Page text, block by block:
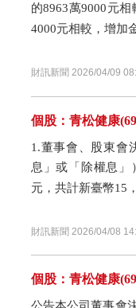
的8963萬9000元
4000元相較，增加
財訊新聞 2026/04/09
個股：青松健康
1.董事會、股東會
息」或「除權息」
元，共計新臺幣15
財訊新聞 2026/04/08
個股：青松健康